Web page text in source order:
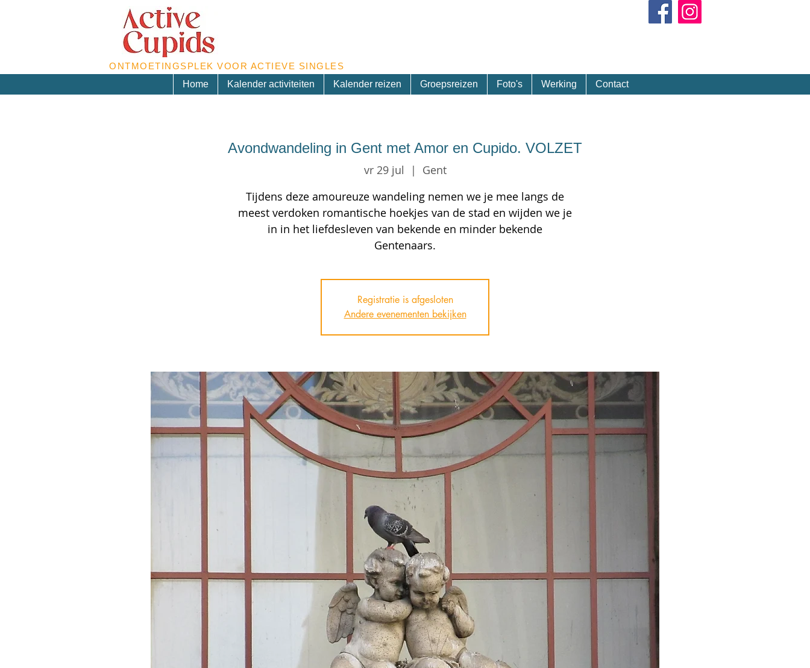
ONTMOETINGSPLEK VOOR ACTIEVE SINGLES
Home
Kalender activiteiten Kalender reizen Groepsreizen Foto's Werking Contact
Avondwandeling in Gent met Amor en Cupido. VOLZET
vr 29 jul
  |
Gent
Tijdens deze amoureuze wandeling nemen we je mee langs de
meest verdoken romantische hoekjes van de stad en wijden we je
in in het liefdesleven van bekende en minder bekende
Gentenaars.
Registratie is afgesloten
Andere evenementen bekijken